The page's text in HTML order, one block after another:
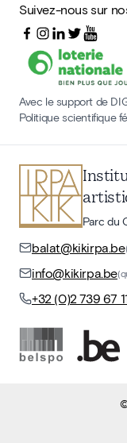
Suivez-nous sur
Avec le support de
Politique scientifique
Parc du
balat@kikirpa.be
info@kikirpa.be
+32 (0)2 739 67